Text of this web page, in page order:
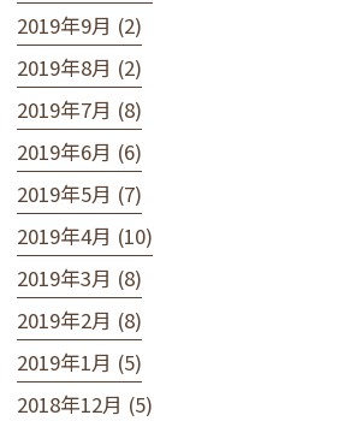
2019年9月 (2)
2019年8月 (2)
2019年7月 (8)
2019年6月 (6)
2019年5月 (7)
2019年4月 (10)
2019年3月 (8)
2019年2月 (8)
2019年1月 (5)
2018年12月 (5)